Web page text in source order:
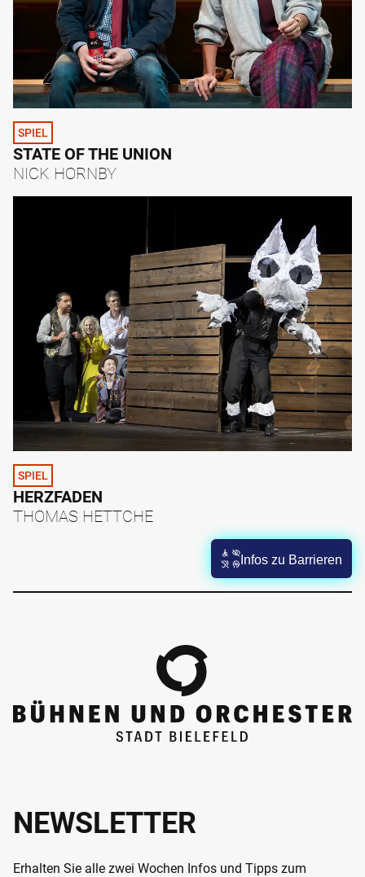
SPIEL
STATE OF THE UNION
NICK HORNBY
SPIEL
HERZFADEN
THOMAS HETTCHE
NEWSLETTER
Erhalten Sie alle zwei Wochen Infos und Tipps zum
Infos zu Barrieren